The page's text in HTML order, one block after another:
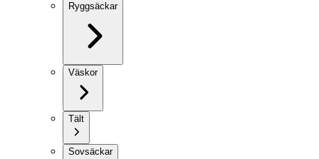
Ryggsäckar
Väskor
Tält
Sovsäckar